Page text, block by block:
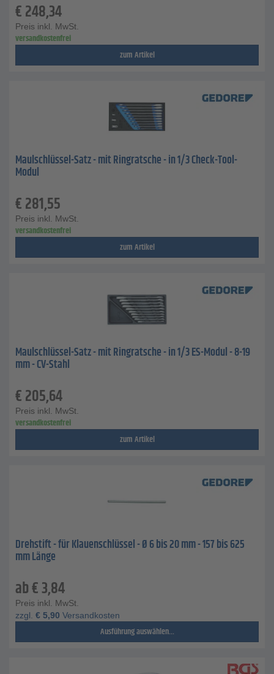
€248,34
Preis inkl. MwSt.
versandkostenfrei
zum Artikel
Maulschlüssel-Satz - mit Ringratsche - in 1/3 Check-Tool-
Modul
€281,55
Preis inkl. MwSt.
versandkostenfrei
zum Artikel
Maulschlüssel-Satz - mit Ringratsche - in 1/3 ES-Modul - 8-19
mm - CV-Stahl
€205,64
Preis inkl. MwSt.
versandkostenfrei
zum Artikel
Drehstift - für Klauenschlüssel - Ø 6 bis 20 mm - 157 bis 625
mm Länge
ab€3,84
Preis inkl. MwSt.
zzgl. € 5,90 Versandkosten
Ausführung auswählen...